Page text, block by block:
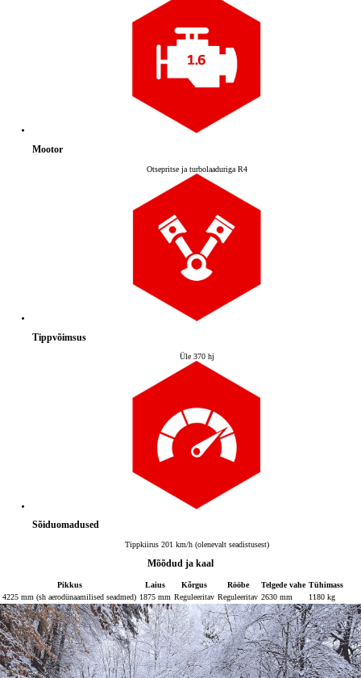
Mootor
Otsepritse ja turbolaaduriga R4
Tippvõimsus
Üle 370 hj
Sõiduomadused
Tippkiirus 201 km/h (olenevalt seadistusest)
Mõõdud ja kaal
Pikkus Laius Kõrgus Rööbe Telgede vahe Tühimass
4225 mm (sh aerodünaamilised seadmed) 1875 mm Reguleeritav Reguleeritav 2630 mm 1180 kg